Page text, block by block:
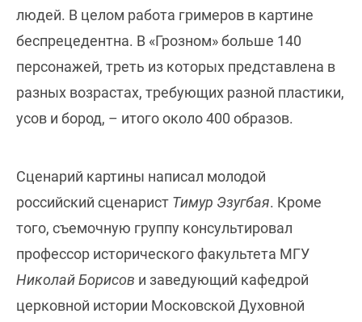
людей. В целом работа гримеров в картине
беспрецедентна. В «Грозном» больше 140
персонажей, треть из которых представлена в
разных возрастах, требующих разной пластики,
усов и бород, – итого около 400 образов.
Сценарий картины написал молодой
российский сценарист Тимур Эзугбая. Кроме
того, съемочную группу консультировал
профессор исторического факультета МГУ
Николай Борисов и заведующий кафедрой
церковной истории Московской Духовной